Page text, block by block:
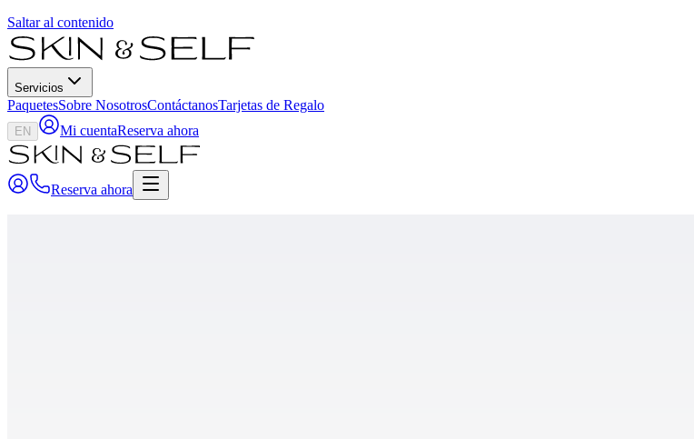
Saltar al contenido
Servicios
PaquetesSobre NosotrosContáctanosTarjetas de Regalo
EN Mi cuentaReserva ahora
Reserva ahora